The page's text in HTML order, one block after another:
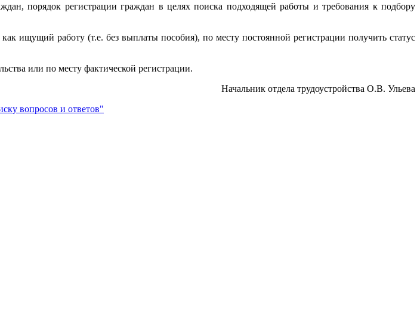
порядок регистрации граждан в целях поиска подходящей работы и требования к подбору
ищущий работу (т.е. без выплаты пособия), по месту постоянной регистрации получить статус
или по месту фактической регистрации.
Начальник отдела трудоустройства О.В. Ульева
вопросов и ответов"